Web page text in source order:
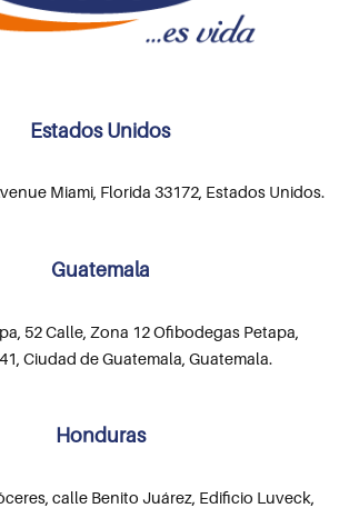
Estados Unidos
Miami, Florida 33172, Estados Unidos.
Guatemala
52 Calle, Zona 12 Ofibodegas Petapa,
Ciudad de Guatemala, Guatemala.
Honduras
calle Benito Juárez, Edificio Luveck,